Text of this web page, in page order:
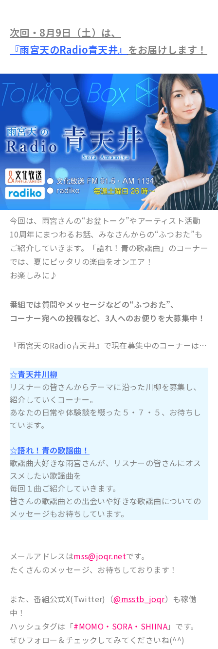
次回・8月9日（土）は、
『雨宮天のRadio青天井』 をお届けします！
今回は、雨宮さんの“お盆トーク”やアーティスト活動
10周年にまつわるお話、みなさんからの“ふつおた”も
ご紹介していきます。「語れ！青の歌謡曲」のコーナー
では、夏にピッタリの楽曲をオンエア！
お楽しみに♪
番組では質問やメッセージなどの“ふつおた”、
コーナー宛への投稿など、3人へのお便りを大募集中！
『雨宮天のRadio青天井』で現在募集中のコーナーは…
☆青天井川柳
リスナーの皆さんからテーマに沿った川柳を募集し、
紹介していくコーナー。
あなたの日常や体験談を綴った５・７・５、お待ちし
ています。
☆語れ！青の歌謡曲！
歌謡曲大好きな雨宮さんが、リスナーの皆さんにオス
スメしたい歌謡曲を
毎回１曲ご紹介していきます。
皆さんの歌謡曲との出会いや好きな歌謡曲についての
メッセージもお待ちしています。
メールアドレスはmss@joqr.netです。
たくさんのメッセージ、お待ちしております！
また、番組公式X(Twitter)（@msstb_joqr）も稼働
中！
ハッシュタグは「#MOMO・SORA・SHIINA」です。
ぜひフォロー＆チェックしてみてくださいね(^^)